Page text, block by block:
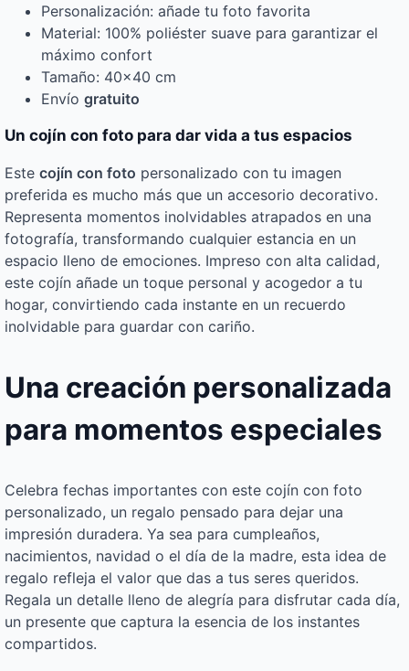
Personalización: añade tu foto favorita
Material: 100% poliéster suave para garantizar el
máximo confort
Tamaño: 40×40 cm
Envío gratuito
Un cojín con foto para dar vida a tus espacios
Este cojín con foto personalizado con tu imagen
preferida es mucho más que un accesorio decorativo.
Representa momentos inolvidables atrapados en una
fotografía, transformando cualquier estancia en un
espacio lleno de emociones. Impreso con alta calidad,
este cojín añade un toque personal y acogedor a tu
hogar, convirtiendo cada instante en un recuerdo
inolvidable para guardar con cariño.
Una creación personalizada
para momentos especiales
Celebra fechas importantes con este cojín con foto
personalizado, un regalo pensado para dejar una
impresión duradera. Ya sea para cumpleaños,
nacimientos, navidad o el día de la madre, esta idea de
regalo refleja el valor que das a tus seres queridos.
Regala un detalle lleno de alegría para disfrutar cada día,
un presente que captura la esencia de los instantes
compartidos.